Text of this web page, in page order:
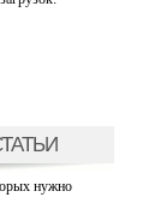
нужно